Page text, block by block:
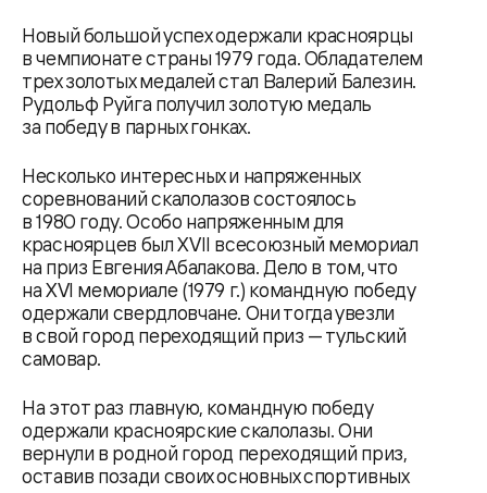
Новый большой успех одержали красноярцы
в чемпионате страны 1979 года. Обладателем
трех золотых медалей стал Валерий Балезин.
Рудольф Руйга получил золотую медаль
за победу в парных гонках.
Несколько интересных и напряженных
соревнований скалолазов состоялось
в 1980 году. Особо напряженным для
красноярцев был XVII всесоюзный мемориал
на приз Евгения Абалакова. Дело в том, что
на XVI мемориале (1979 г.) командную победу
одержали свердловчане. Они тогда увезли
в свой город переходящий приз — тульский
самовар.
На этот раз главную, командную победу
одержали красноярские скалолазы. Они
вернули в родной город переходящий приз,
оставив позади своих основных спортивных